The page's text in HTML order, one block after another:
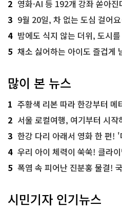
2 영화·AI 등 192개 강좌 쏟아
3 9월 20일, 차 없는 도심 걸어요…'서
4 밤에도 식지 않는 더위, 도시
5 채소 싫어하는 아이도 즐겁게 냠냠! '
많이 본 뉴스
1 주황색 리본 따라 한강부터 메타세쿼
2 서울 로컬여행, 여기부터 시
3 한강 다리 아래서 영화 한 편!
4 우리 아이 체력이 쑥쑥! 클라
5 폭염 속 피어난 진분홍 물결!
시민기자 인기뉴스